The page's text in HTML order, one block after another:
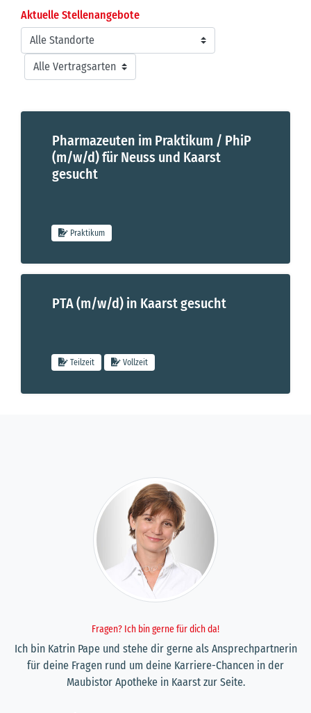
Aktuelle Stellenangebote
Pharmazeuten im Praktikum / PhiP (m/w/d) für Neuss und
Pharmazeuten im Praktikum / PhiP
(m/w/d) für Neuss und Kaarst
gesucht
Praktikum
Pharmazeuten im Praktikum / PhiP (m/w/d) für Neuss und
PTA (m/w/d) in Kaarst gesucht
Teilzeit Vollzeit
Fragen? Ich bin gerne für dich da!
Ich bin Katrin Pape und stehe dir gerne als Ansprechpartnerin
für deine Fragen rund um deine Karriere-Chancen in der
Maubistor Apotheke in Kaarst zur Seite.